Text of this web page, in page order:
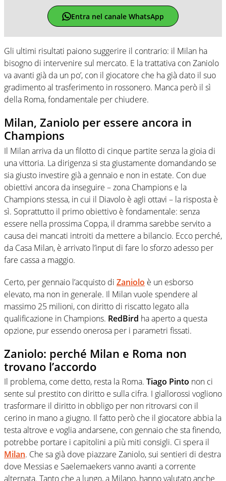
Entra nel canale WhatsApp
Gli ultimi risultati paiono suggerire il contrario: il Milan ha
bisogno di intervenire sul mercato. E la trattativa con Zaniolo
va avanti già da un po’, con il giocatore che ha già dato il suo
gradimento al trasferimento in rossonero. Manca però il sì
della Roma, fondamentale per chiudere.
Milan, Zaniolo per essere ancora in
Champions
Il Milan arriva da un filotto di cinque partite senza la gioia di
una vittoria. La dirigenza si sta giustamente domandando se
sia giusto investire già a gennaio e non in estate. Con due
obiettivi ancora da inseguire – zona Champions e la
Champions stessa, in cui il Diavolo è agli ottavi – la risposta è
sì. Soprattutto il primo obiettivo è fondamentale: senza
essere nella prossima Coppa, il dramma sarebbe servito a
causa dei mancati introiti da mettere a bilancio. Ecco perché,
da Casa Milan, è arrivato l’input di fare lo sforzo adesso per
fare cassa a maggio.
Certo, per gennaio l’acquisto di Zaniolo è un esborso
elevato, ma non in generale. Il Milan vuole spendere al
massimo 25 milioni, con diritto di riscatto legato alla
qualificazione in Champions. RedBird ha aperto a questa
opzione, pur essendo onerosa per i parametri fissati.
Zaniolo: perché Milan e Roma non
trovano l’accordo
Il problema, come detto, resta la Roma. Tiago Pinto non ci
sente sul prestito con diritto e sulla cifra. I giallorossi vogliono
trasformare il diritto in obbligo per non ritrovarsi con il
cerino in mano a giugno. Il fatto però che il giocatore abbia la
testa altrove e voglia andarsene, con gennaio che sta finendo,
potrebbe portare i capitolini a più miti consigli. Ci spera il
Milan. Che sa già dove piazzare Zaniolo, sui sentieri di destra
dove Messias e Saelemaekers vanno avanti a corrente
alternata. Tanto che a lungo, a Milano, hanno valutato anche